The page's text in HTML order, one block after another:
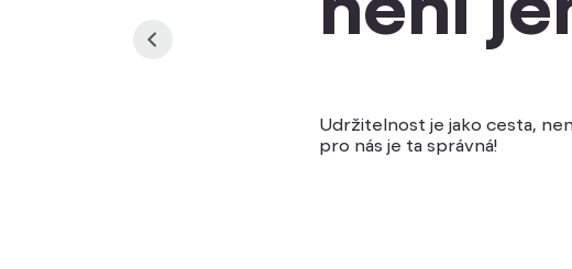
Udržitelnost je jako cesta,
pro nás je ta správná!